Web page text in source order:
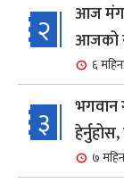
२
आज
आजको
६
३
भगवान
७